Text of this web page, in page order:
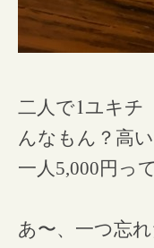
二人で1ユキチ
んなもん？高い
一人5,000円っ
あ〜、一つ忘れ